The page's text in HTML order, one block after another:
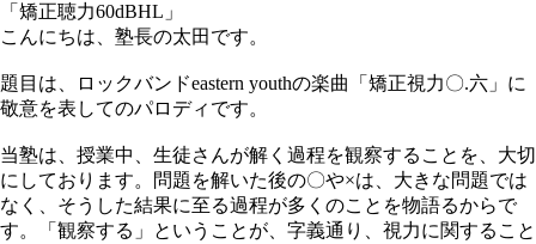
「矯正聴力60dBHL」
こんにちは、塾長の太田です。
題目は、ロックバンドeastern youthの楽曲「矯正視力〇.六」に
敬意を表してのパロディです。
当塾は、授業中、生徒さんが解く過程を観察することを、大切
にしております。問題を解いた後の〇や×は、大きな問題では
なく、そうした結果に至る過程が多くのことを物語るからで
す。「観察する」ということが、字義通り、視力に関すること